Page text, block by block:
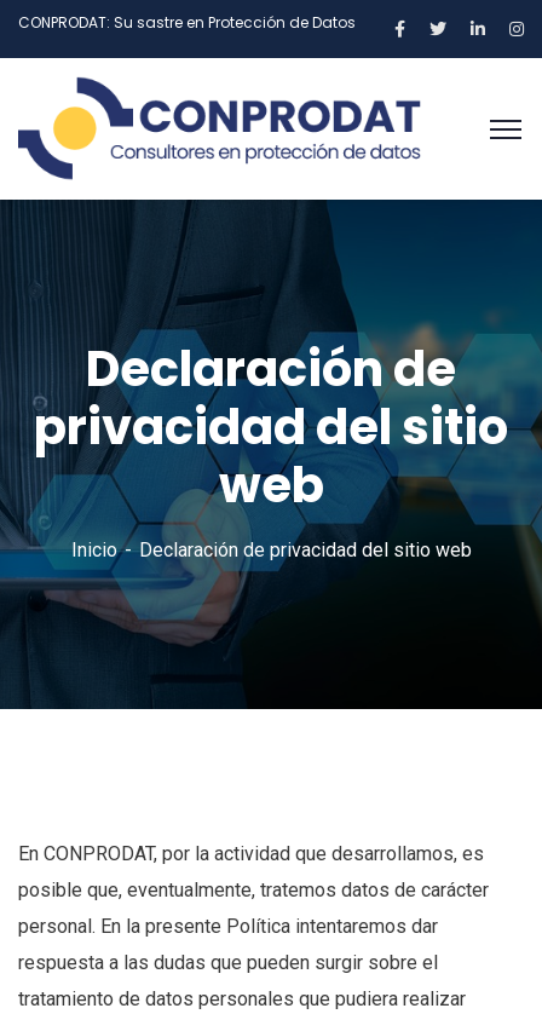
CONPRODAT: Su sastre en Protección de Datos
Declaración de
privacidad del sitio
web
Inicio Declaración de privacidad del sitio web
En CONPRODAT, por la actividad que desarrollamos, es
posible que, eventualmente, tratemos datos de carácter
personal. En la presente Política intentaremos dar
respuesta a las dudas que pueden surgir sobre el
tratamiento de datos personales que pudiera realizar